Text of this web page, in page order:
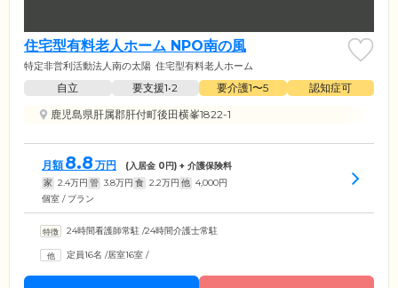
住宅型有料老人ホーム NPO南の風
特定非営利活動法人南の太陽 住宅型有料老人ホーム
自立 要支援1•2 要介護1〜5
認知症可
鹿児島県肝属郡肝付町後田横峯1822-1
月額 8.8 万円 (入居金 0円) + 介護保険料
家 2.4万円 管 3.8万円 食 2.2万円 他 4,000円
個室 / プラン
24時間看護師常駐 /24時間介護士常駐
定員16名 /居室16室 /